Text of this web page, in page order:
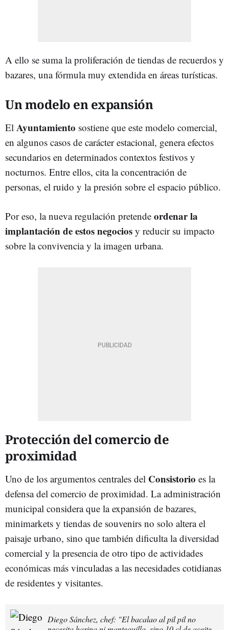
A ello se suma la proliferación de tiendas de recuerdos y
bazares, una fórmula muy extendida en áreas turísticas.
Un modelo en expansión
El Ayuntamiento sostiene que este modelo comercial,
en algunos casos de carácter estacional, genera efectos
secundarios en determinados contextos festivos y
nocturnos. Entre ellos, cita la concentración de
personas, el ruido y la presión sobre el espacio público.
Por eso, la nueva regulación pretende ordenar la
implantación de estos negocios y reducir su impacto
sobre la convivencia y la imagen urbana.
Protección del comercio de
proximidad
Uno de los argumentos centrales del Consistorio es la
defensa del comercio de proximidad. La administración
municipal considera que la expansión de bazares,
minimarkets y tiendas de souvenirs no solo altera el
paisaje urbano, sino que también dificulta la diversidad
comercial y la presencia de otro tipo de actividades
económicas más vinculadas a las necesidades cotidianas
de residentes y visitantes.
Diego Sánchez, chef: "El bacalao al pil pil no